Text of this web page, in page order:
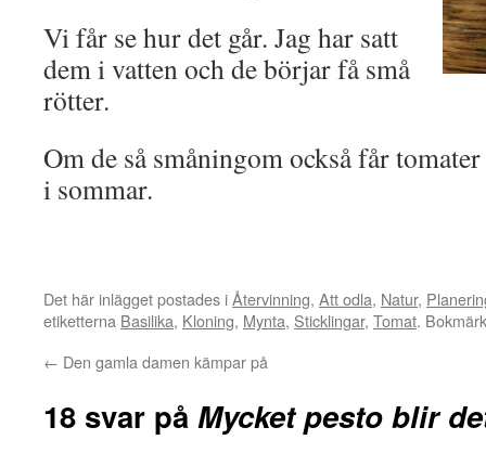
Vi får se hur det går. Jag har satt
dem i vatten och de börjar få små
rötter.
Om de så småningom också får
i sommar.
Det här inlägget postades iÅtervinning, Att odla, Natur,
etiketterna Basilika, Kloning, Mynta, Sticklingar, Tomat.
← Den gamla damen kämpar på
18 svar på Mycket pesto blir